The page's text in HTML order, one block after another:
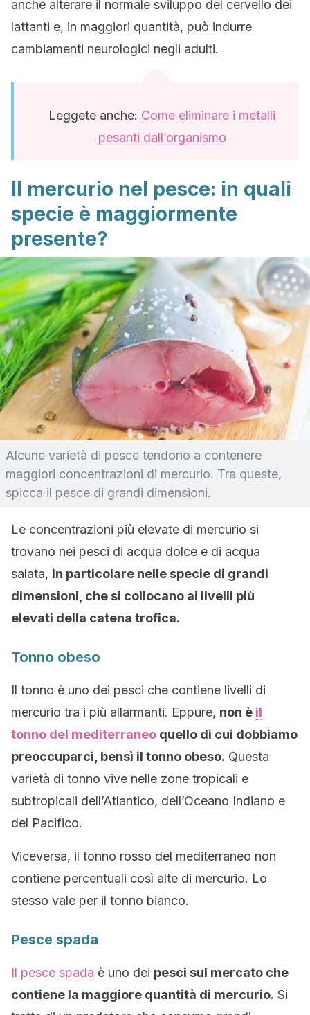
anche alterare il normale sviluppo del cervello dei
lattanti e, in maggiori quantità, può indurre
cambiamenti neurologici negli adulti.
Leggete anche: Come eliminare i metalli
pesanti dall’organismo
Il mercurio nel pesce: in quali
specie è maggiormente
presente?
Alcune varietà di pesce tendono a contenere
maggiori concentrazioni di mercurio. Tra queste,
spicca il pesce di grandi dimensioni.
Le concentrazioni più elevate di mercurio si
trovano nei pesci di acqua dolce e di acqua
salata, in particolare nelle specie di grandi
dimensioni, che si collocano ai livelli più
elevati della catena trofica.
Tonno obeso
Il tonno è uno dei pesci che contiene livelli di
mercurio tra i più allarmanti. Eppure, non è il
tonno del mediterraneo quello di cui dobbiamo
preoccuparci, bensì il tonno obeso. Questa
varietà di tonno vive nelle zone tropicali e
subtropicali dell’Atlantico, dell’Oceano Indiano e
del Pacifico.
Viceversa, il tonno rosso del mediterraneo non
contiene percentuali così alte di mercurio. Lo
stesso vale per il tonno bianco.
Pesce spada
Il pesce spada è uno dei pesci sul mercato che
contiene la maggiore quantità di mercurio. Si